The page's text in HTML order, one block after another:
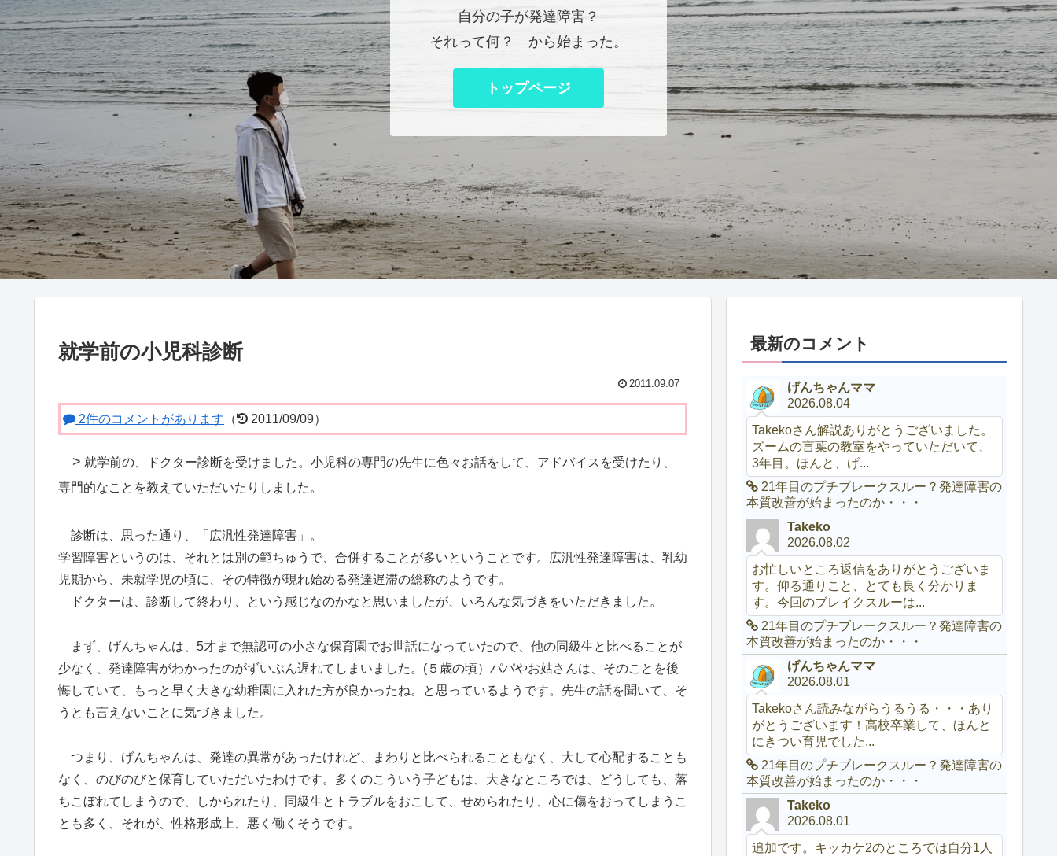
自分の子が発達障害？
それって何？ から始まった。
トップページ
就学前の小児科診断
2011.09.07
2件のコメントがあります （ 2011/09/09）
> 就学前の、ドクター診断を受けました。小児科の専門の先生に色々お話をして、アドバイスを受けたり、
専門的なことを教えていただいたりしました。
診断は、思った通り、「広汎性発達障害」。
学習障害というのは、それとは別の範ちゅうで、合併することが多いということです。広汎性発達障害は、乳幼
児期から、未就学児の頃に、その特徴が現れ始める発達遅滞の総称のようです。
ドクターは、診断して終わり、という感じなのかなと思いましたが、いろんな気づきをいただきました。
まず、げんちゃんは、5才まで無認可の小さな保育園でお世話になっていたので、他の同級生と比べることが
少なく、発達障害がわかったのがずいぶん遅れてしまいました。(５歳の頃）パパやお姑さんは、そのことを後
悔していて、もっと早く大きな幼稚園に入れた方が良かったね。と思っているようです。先生の話を聞いて、そ
うとも言えないことに気づきました。
つまり、げんちゃんは、発達の異常があったけれど、まわりと比べられることもなく、大して心配することも
なく、のびのびと保育していただいたわけです。多くのこういう子どもは、大きなところでは、どうしても、落
ちこぼれてしまうので、しかられたり、同級生とトラブルをおこして、せめられたり、心に傷をおってしまうこ
とも多く、それが、性格形成上、悪く働くそうです。
最新のコメント
げんちゃんママ
2026.08.04
Takekoさん解説ありがとうございました。
ズームの言葉の教室をやっていただいて、
3年目。ほんと、げ...
21年目のプチブレークスルー？発達障害の
本質改善が始まったのか・・・
Takeko
2026.08.02
お忙しいところ返信をありがとうございま
す。仰る通りこと、とても良く分かりま
す。今回のブレイクスルーは...
21年目のプチブレークスルー？発達障害の
本質改善が始まったのか・・・
げんちゃんママ
2026.08.01
Takekoさん読みながらうるうる・・・あり
がとうございます！高校卒業して、ほんと
にきつい育児でした...
21年目のプチブレークスルー？発達障害の
本質改善が始まったのか・・・
Takeko
2026.08.01
追加です。キッカケ2のところでは自分1人